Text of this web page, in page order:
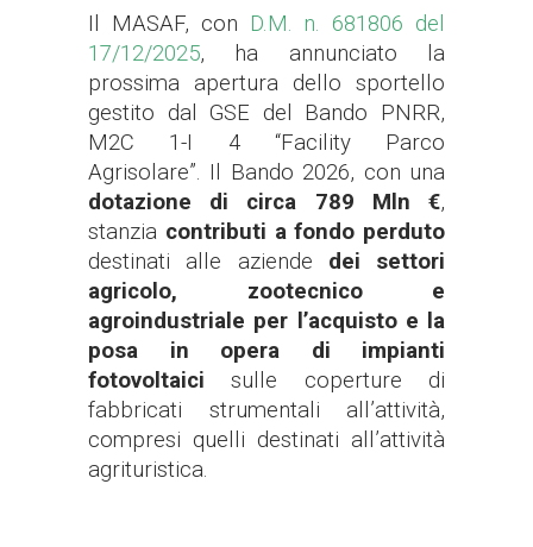
Il MASAF, con D.M. n. 681806 del
17/12/2025, ha annunciato la
prossima apertura dello sportello
gestito dal GSE del Bando PNRR,
M2C 1-I 4 “Facility Parco
Agrisolare”. Il Bando 2026, con una
dotazione di circa 789 Mln €,
stanzia contributi a fondo perduto
destinati alle aziende dei settori
agricolo, zootecnico e
agroindustriale per l’acquisto e la
posa in opera di impianti
fotovoltaicisulle coperture di
fabbricati strumentali all’attività,
compresi quelli destinati all’attività
agrituristica.